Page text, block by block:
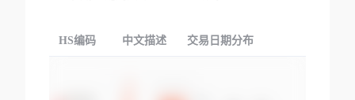
HS编码 中文描述 交易日期分布